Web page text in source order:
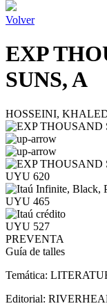
Volver
EXP
SUNS, A
HOSSEINI,
UYU 620
UYU 465
UYU 527
PREVENTA
Guía de talles
Temática:
Editorial: